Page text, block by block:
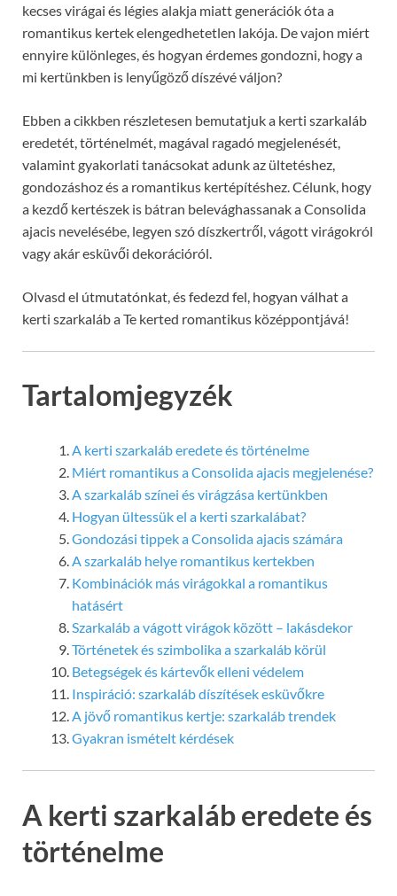
kecses virágai és légies alakja miatt generációk óta a
romantikus kertek elengedhetetlen lakója. De vajon miért
ennyire különleges, és hogyan érdemes gondozni, hogy a
mi kertünkben is lenyűgöző díszévé váljon?
Ebben a cikkben részletesen bemutatjuk a kerti szarkaláb
eredetét, történelmét, magával ragadó megjelenését,
valamint gyakorlati tanácsokat adunk az ültetéshez,
gondozáshoz és a romantikus kertépítéshez. Célunk, hogy
a kezdő kertészek is bátran belevághassanak a Consolida
ajacis nevelésébe, legyen szó díszkertről, vágott virágokról
vagy akár esküvői dekorációról.
Olvasd el útmutatónkat, és fedezd fel, hogyan válhat a
kerti szarkaláb a Te kerted romantikus középpontjává!
Tartalomjegyzék
A kerti szarkaláb eredete és történelme
Miért romantikus a Consolida ajacis megjelenése?
A szarkaláb színei és virágzása kertünkben
Hogyan ültessük el a kerti szarkalábat?
Gondozási tippek a Consolida ajacis számára
A szarkaláb helye romantikus kertekben
Kombinációk más virágokkal a romantikus
hatásért
Szarkaláb a vágott virágok között – lakásdekor
Történetek és szimbolika a szarkaláb körül
Betegségek és kártevők elleni védelem
Inspiráció: szarkaláb díszítések esküvőkre
A jövő romantikus kertje: szarkaláb trendek
Gyakran ismételt kérdések
A kerti szarkaláb eredete és
történelme